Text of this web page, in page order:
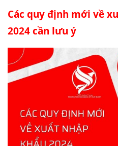
Các quy định mới về
2024 cần lưu ý